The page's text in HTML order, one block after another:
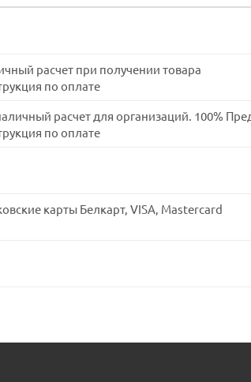
расчет при получении товара
по оплате
расчет для организаций. 100%
по оплате
карты Белкарт, VISA, Mastercard